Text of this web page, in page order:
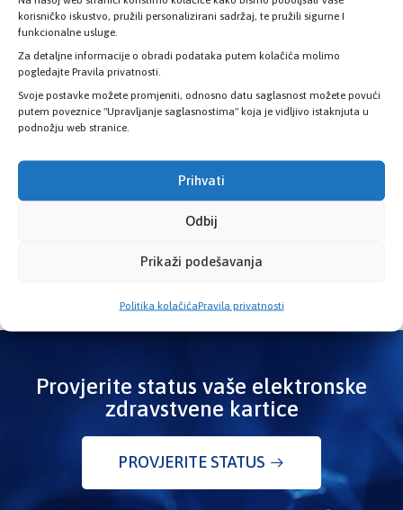
korisničko iskustvo, pružili personalizirani sadržaj, te pružili sigurne I
funkcionalne usluge.
Za detaljne informacije o obradi podataka putem kolačića molimo
pogledajte Pravila privatnosti.
Svoje postavke možete promjeniti, odnosno datu saglasnost možete povući
putem poveznice "Upravljanje saglasnostima" koja je vidljivo istaknjuta u
podnožju web stranice.
Prihvati
Odbij
Prikaži podešavanja
Politika kolačićaPravila privatnosti
KATEGORIJE
Novosti
Provjerite status vaše elektronske
zdravstvene kartice
PROVJERITE STATUS